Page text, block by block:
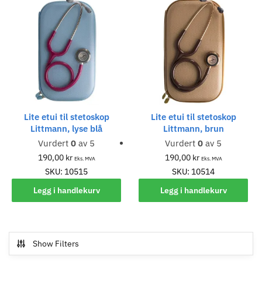
Lite etui til stetoskop
Littmann, lyse blå
Vurdert0 av 5
190,00 kr Eks. MVA
SKU: 10515
Legg i handlekurv
Lite etui til stetoskop
Littmann, brun
Vurdert0 av 5
190,00 kr Eks. MVA
SKU: 10514
Legg i handlekurv
Show Filters